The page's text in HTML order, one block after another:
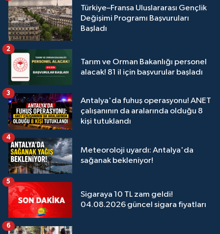
Türkiye–Fransa Uluslararası Gençlik
Değişimi Programı Başvuruları
Başladı
Tarım ve Orman Bakanlığı personel
alacak! 81 il için başvurular başladı
2
Antalya'da fuhuş operasyonu! ANET
çalışanının da aralarında olduğu 8
kişi tutuklandı
3
Meteoroloji uyardı: Antalya'da
sağanak bekleniyor!
4
Sigaraya 10 TL zam geldi!
04.08.2026 güncel sigara fiyatları
5
6